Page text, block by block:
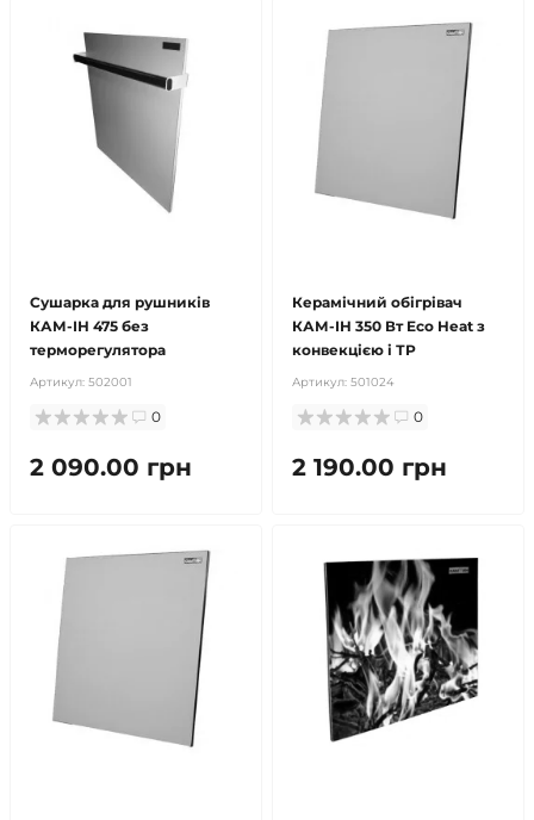
Сушарка для рушників
КАМ-ІН 475 без
терморегулятора
Артикул: 502001
0
2 090.00 грн
Керамічний обігрівач
КАМ-ІН 350 Вт Eco Heat з
конвекцією і ТР
Артикул: 501024
0
2 190.00 грн